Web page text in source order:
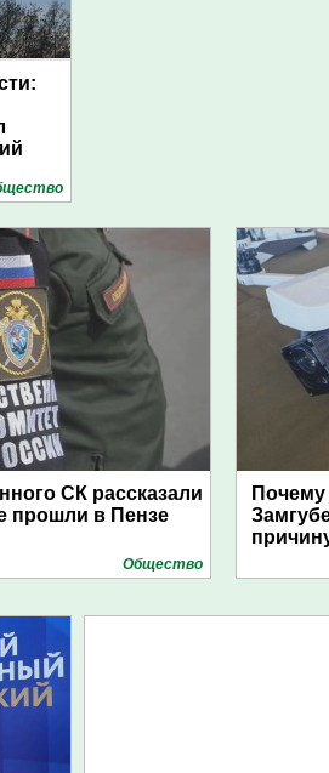
СК рассказали
прошли в Пензе
Общество